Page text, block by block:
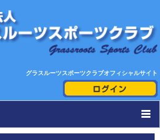
グラスルーツスポーツクラブオフィシャルサイト